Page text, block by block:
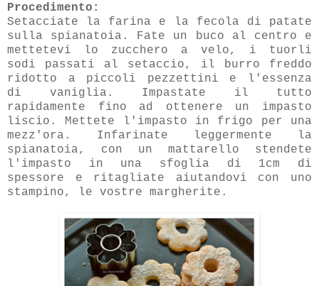
Procedimento:
Setacciate la farina e la fecola di patate
sulla spianatoia. Fate un buco al centro e
mettetevi lo zucchero a velo, i tuorli
sodi passati al setaccio, il burro freddo
ridotto a piccoli pezzettini e l'essenza
di vaniglia. Impastate il tutto
rapidamente fino ad ottenere un impasto
liscio. Mettete l'impasto in frigo per una
mezz'ora. Infarinate leggermente la
spianatoia, con un mattarello stendete
l'impasto in una sfoglia di 1cm di
spessore e ritagliate aiutandovi con uno
stampino, le vostre margherite.